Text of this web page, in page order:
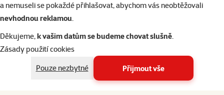
a nemuseli se pokaždé přihlašovat, abychom vás neobtěžovali
nevhodnou reklamou.
Děkujeme,k vašim datům se budeme chovat slušně.
Zásady použití cookies
Pouze nezbytné
Přijmout vše
lanová
23cm